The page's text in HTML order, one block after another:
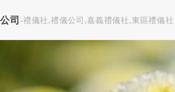
司 -禮儀社,禮儀公司,嘉義禮儀社,東區禮儀社